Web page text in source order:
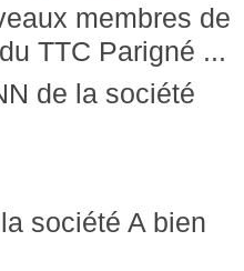
membres de
TTC Parigné ...
de la société
société A bien